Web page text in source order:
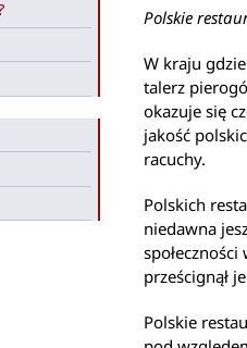
Polskie
W kraju
talerz
okazuje się
jakość
racuchy.
Polskich
niedawna
prześcignął
Polskie